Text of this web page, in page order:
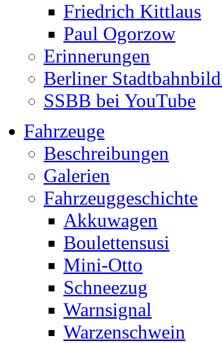
Friedrich Kittlaus
Paul Ogorzow
Erinnerungen
Berliner
SSBB bei YouTube
Fahrzeuge
Beschreibungen
Galerien
Fahrzeuggeschichte
Akkuwagen
Boulettensusi
Mini-Otto
Schneezug
Warnsignal
Warzenschwein